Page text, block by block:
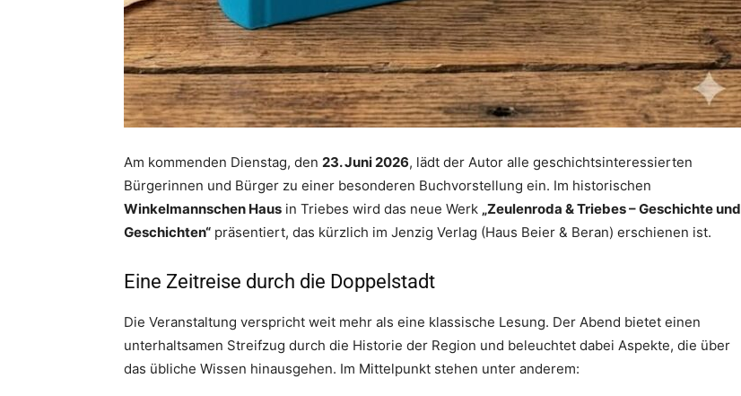
Am kommenden Dienstag, den 23. Juni 2026, lädt der Autor alle geschichtsinteressierten
Bürgerinnen und Bürger zu einer besonderen Buchvorstellung ein. Im historischen
Winkelmannschen Haus in Triebes wird das neue Werk „Zeulenroda & Triebes – Geschichte und
Geschichten“ präsentiert, das kürzlich im Jenzig Verlag (Haus Beier & Beran) erschienen ist.
Eine Zeitreise durch die Doppelstadt
Die Veranstaltung verspricht weit mehr als eine klassische Lesung. Der Abend bietet einen
unterhaltsamen Streifzug durch die Historie der Region und beleuchtet dabei Aspekte, die über
das übliche Wissen hinausgehen. Im Mittelpunkt stehen unter anderem: